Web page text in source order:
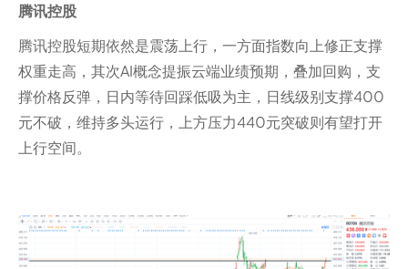
腾讯控股
腾讯控股短期依然是震荡上行，一方面指数向上修正支撑
权重走高，其次AI概念提振云端业绩预期，叠加回购，支
撑价格反弹，日内等待回踩低吸为主，日线级别支撑400
元不破，维持多头运行，上方压力440元突破则有望打开
上行空间。